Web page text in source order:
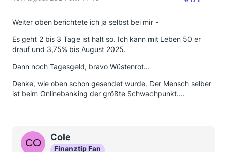
Weiter oben berichtete ich ja selbst bei mir -
Es geht 2 bis 3 Tage ist halt so. Ich kann mit Leben 50 er
drauf und 3,75% bis August 2025.
Dann noch Tagesgeld, bravo Wüstenrot...
Denke, wie oben schon gesendet wurde. Der Mensch selber
ist beim Onlinebanking der größte Schwachpunkt....
Cole
Finanztip Fan